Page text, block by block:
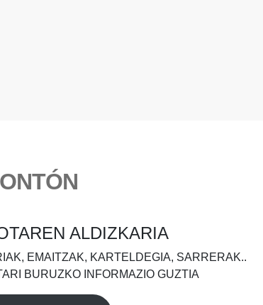
ALDIZKARIA
EMAITZAK, KARTELDEGIA, SARRERAK..
BURUZKO INFORMAZIO GUZTIA